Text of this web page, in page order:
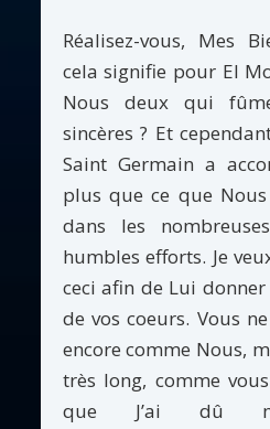
Réalisez-vous, Mes
cela signifie pour El
Nous deux qui
sincères ? Et
Saint Germain a
plus que ce que
dans les
humbles efforts. Je
ceci afin de Lui
de vos coeurs. Vous
encore comme Nous,
très long, comme
que J’ai dû